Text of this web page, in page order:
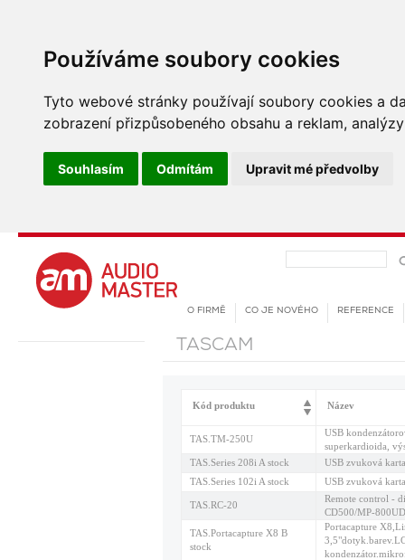
Používáme soubory cookies
Tyto webové stránky používají soubory cookies a
zobrazení přizpůsobeného obsahu a reklam,
Souhlasím Odmítám Upravit mé předvolby
TASCAM
Kód produktu Název
TAS.TM-250U
USB
superkardioida,
TAS.Series 208i A stock
USB zvuková
TAS.Series 102i A stock
USB zvuková
TAS.RC-20
Remote control -
CD500/MP-
TAS.Portacapture X8 B
stock
Portacapture
REFERENCE
CO JE NOVÉHO
O FIRMĚ